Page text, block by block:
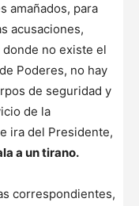
amañados, para
acusaciones,
no existe el
Poderes, no hay
de seguridad y
de la
ira del Presidente,
a un tirano.
correspondientes,